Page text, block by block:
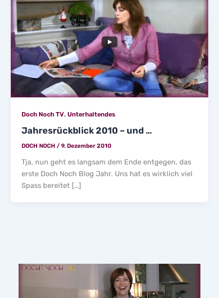
Doch Noch TV,Unterhaltendes
Jahresrückblick 2010 – und …
DOCH NOCH/9. Dezember 2010
Tja, nun geht es langsam dem Ende entgegen, das
erste Doch Noch Blog Jahr. Uns hat es wirklich viel
Spass bereitet […]